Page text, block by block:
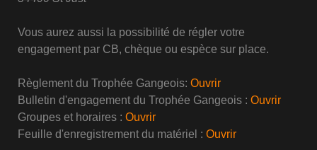
Vous aurez aussi la possibilité de régler votre
engagement par CB, chèque ou espèce sur place.
Règlement du Trophée Gangeois: Ouvrir
Bulletin d'engagement du Trophée Gangeois : Ouvrir
Groupes et horaires : Ouvrir
Feuille d'enregistrement du matériel : Ouvrir